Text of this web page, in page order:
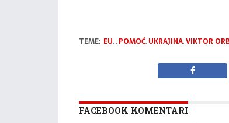
TEME: EU,, POMOĆ, UKRAJINA,VIKTOR
FACEBOOK KOMENTARI